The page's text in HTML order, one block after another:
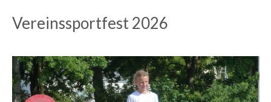
Vereinssportfest 2026